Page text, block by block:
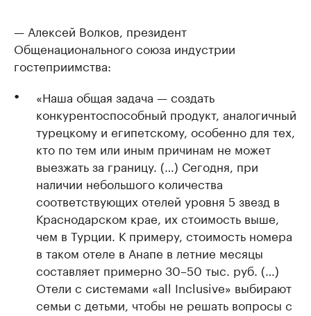
— Алексей Волков, президент
Общенационального союза индустрии
гостеприимства:
«Наша общая задача — создать
конкурентоспособный продукт, аналогичный
турецкому и египетскому, особенно для тех,
кто по тем или иным причинам не может
выезжать за границу. (…) Сегодня, при
наличии небольшого количества
соответствующих отелей уровня 5 звезд в
Краснодарском крае, их стоимость выше,
чем в Турции. К примеру, стоимость номера
в таком отеле в Анапе в летние месяцы
составляет примерно 30–50 тыс. руб. (…)
Отели с системами «аll Inclusive» выбирают
семьи с детьми, чтобы не решать вопросы с